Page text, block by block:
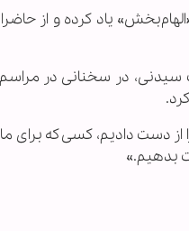
یاد کرده و از
سیدنی، در سخنانی در
دست دادیم، کسی که برای ما
بدهیم.»